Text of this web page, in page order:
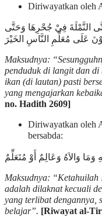
Diriwayatkan oleh
النَّمْلَةَ فِيْ جُحْرِهَا وَحَتَّى
عَلَى مُعَلِّمِ النَّاسِ الخَيْرَ
Maksudnya:
penduduk di langit dan di
ikan (di lautan) pasti
yang mengajarkan
no. Hadith 2609]
Diriwayatkan oleh
bersabda:
وَمَا وَالاَهُ وَعَالِمٌ أَوْ مُتَعَلِّمٌ
Maksudnya: “Ketahuilah
adalah dilaknat kecuali
yang terlibat dengannya,
belajar”. [Riwayat al-